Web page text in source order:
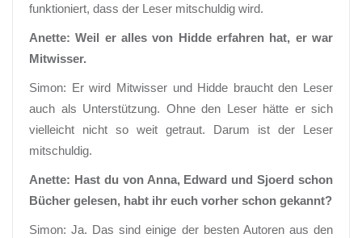
funktioniert, dass der Leser mitschuldig wird.
Anette: Weil er alles von Hidde erfahren hat, er war
Mitwisser.
Simon: Er wird Mitwisser und Hidde braucht den Leser
auch als Unterstützung. Ohne den Leser hätte er sich
vielleicht nicht so weit getraut. Darum ist der Leser
mitschuldig.
Anette: Hast du von Anna, Edward und Sjoerd schon
Bücher gelesen, habt ihr euch vorher schon gekannt?
Simon: Ja. Das sind einige der besten Autoren aus den